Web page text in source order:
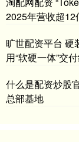
2025年营收超12
旷世配资平台 硬
用“软硬一体”交
什么是配资炒股
总部基地